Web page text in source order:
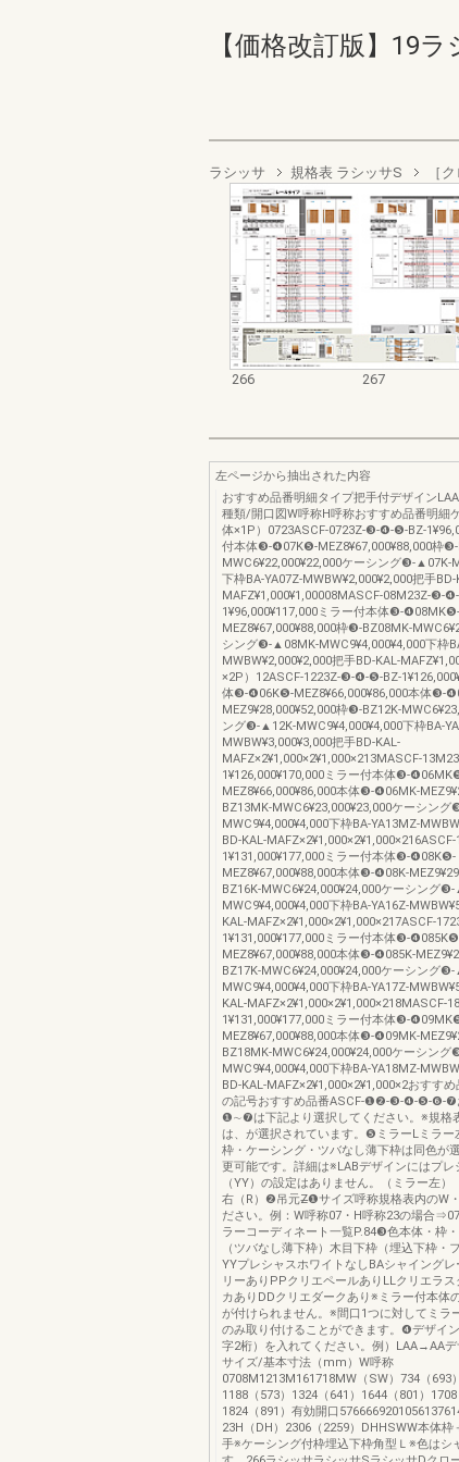
【価格改訂版】19
ラシッサ 規格表 ラシッサS ［
266 267
左ページから抽出された内容
おすすめ品番明細タイプ把手付デザイン
種類/開口図W呼称H呼称おすすめ品番明細
体×1P）0723ASCF-0723Z-❸-❹-❺-BZ-
付本体❸-❹07K❺-MEZ8¥67,000¥88,000枠❸-
MWC6¥22,000¥22,000ケーシング❸-▲07K-
下枠BA-YA07Z-MWBW¥2,000¥2,000把手BD-
MAFZ¥1,000¥1,00008MASCF-08M23Z-❸-
1¥96,000¥117,000ミラー付本体❸-❹08MK❺-
MEZ8¥67,000¥88,000枠❸-BZ08MK-
シング❸-▲08MK-MWC9¥4,000¥4,000下枠
MWBW¥2,000¥2,000把手BD-KAL-
×2P）12ASCF-1223Z-❸-❹-❺-BZ-
体❸-❹06K❺-MEZ8¥66,000¥86,000本体❸-
MEZ9¥28,000¥52,000枠❸-BZ12K-
ング❸-▲12K-MWC9¥4,000¥4,000下枠BA-
MWBW¥3,000¥3,000把手BD-KAL-
MAFZ×2¥1,000×2¥1,000×213MASCF-
1¥126,000¥170,000ミラー付本体❸-
MEZ8¥66,000¥86,000本体❸-❹06MK-
BZ13MK-MWC6¥23,000¥23,000ケーシン
MWC9¥4,000¥4,000下枠BA-YA13MZ-
BD-KAL-
1¥131,000¥177,000ミラー付本体❸-❹08K❺-
MEZ8¥67,000¥88,000本体❸-❹08K-
BZ16K-MWC6¥24,000¥24,000ケーシング
MWC9¥4,000¥4,000下枠BA-YA16Z-
KAL-MAFZ×2¥1,000×2¥1,000×217ASCF-
1¥131,000¥177,000ミラー付本体❸-
MEZ8¥67,000¥88,000本体❸-❹085K-
BZ17K-MWC6¥24,000¥24,000ケーシング
MWC9¥4,000¥4,000下枠BA-YA17Z-
KAL-
1¥131,000¥177,000ミラー付本体❸-
MEZ8¥67,000¥88,000本体❸-❹09MK-
BZ18MK-MWC6¥24,000¥24,000ケーシン
MWC9¥4,000¥4,000下枠BA-YA18MZ-
BD-KAL-MAFZ×2¥1,000×2¥1,000×2おすす
の記号おすすめ品番ASCF-❶❷-❸-❹-❺-❻-❼
❶∼❼は下記より選択してください。※規格
は、が選択されています。❺ミラーLミラー
枠・ケーシング・ツバなし薄下枠は同色が
更可能です。詳細は※LABデザインにはプレ
（YY）の設定はありません。（ミラー左）
右（R）❷吊元Z̶❶サイズ呼称規格表内のW
ださい。例：W呼称07・H呼称23の場合
ラーコーディネート一覧P.84❸色本体・枠
（ツバなし薄下枠）木目下枠（埋込下枠・
YYプレシャスホワイトなしBAシャイング
リーありPPクリエペールありLLクリエラ
カありDDクリエダークあり※ミラー付本体
が付けられません。※間口1つに対してミラ
のみ取り付けることができます。❹デザイ
字2桁）を入れてください。例）LAA→AAデ
サイズ/基本寸法（mm）W呼称
0708M1213M161718MW（SW）734（693
1188（573）1324（641）1644（801）1708
1824（891）有効開口
23H（DH）2306（2259）DHHSWW本体枠
手※ケーシング付枠埋込下枠角型Ｌ※色はシ